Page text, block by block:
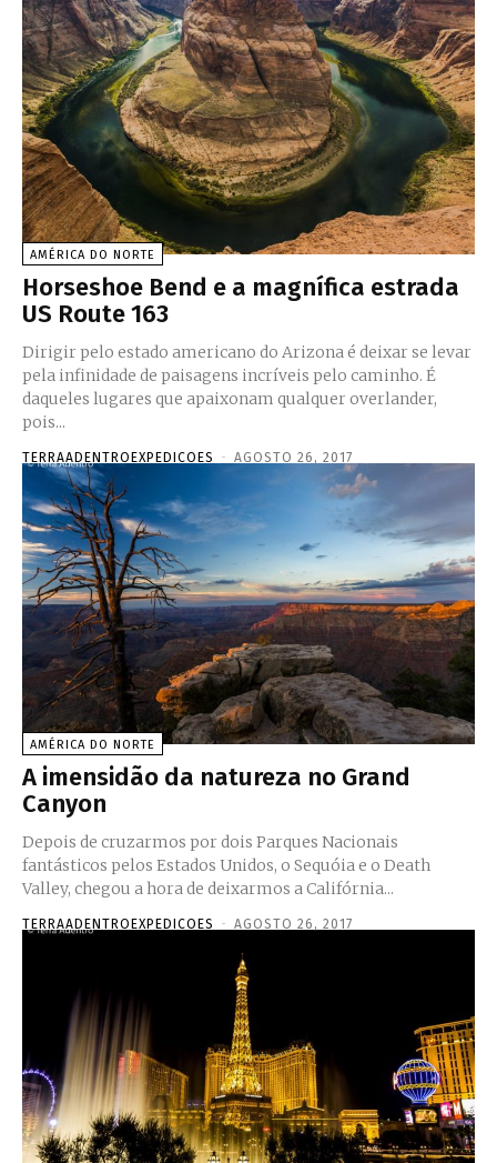
AMÉRICA DO NORTE
Horseshoe Bend e a magnífica estrada
US Route 163
Dirigir pelo estado americano do Arizona é deixar se levar
pela infinidade de paisagens incríveis pelo caminho. É
daqueles lugares que apaixonam qualquer overlander,
pois...
TERRAADENTROEXPEDICOES - AGOSTO 26, 2017
AMÉRICA DO NORTE
A imensidão da natureza no Grand
Canyon
Depois de cruzarmos por dois Parques Nacionais
fantásticos pelos Estados Unidos, o Sequóia e o Death
Valley, chegou a hora de deixarmos a Califórnia...
TERRAADENTROEXPEDICOES - AGOSTO 26, 2017